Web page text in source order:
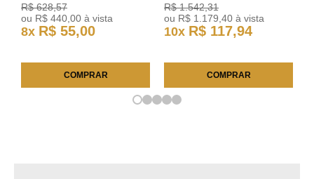
R$ 628,57
ou R$ 440 00 à vista
8x R$ 55,00
COMPRAR
R$ 1.542,31
ou R$ 1 179 40 à vista
10x R$ 117,94
COMPRAR